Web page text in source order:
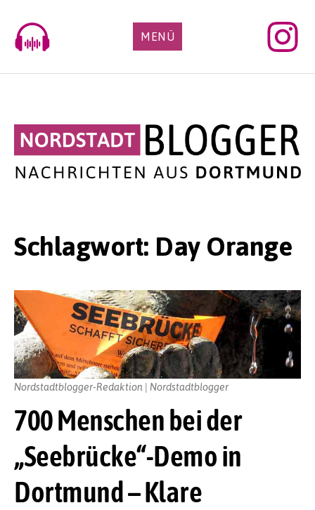
content
MENÜ
Schlagwort: Day Orange
700 Menschen bei der
„Seebrücke“-Demo in
Dortmund – Klare
Nordstadtblogger-Redaktion | Nordstadtblogger